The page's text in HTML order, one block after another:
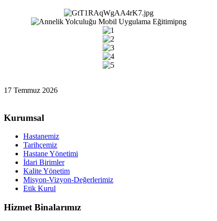
17 Temmuz 2026
Kurumsal
Hastanemiz
Tarihçemiz
Hastane Yönetimi
İdari Birimler
Kalite Yönetim
Misyon-Vizyon-Değerlerimiz
Etik Kurul
Hizmet Binalarımız